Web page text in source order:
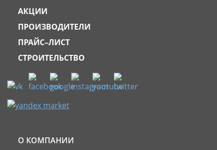
АКЦИИ
ПРОИЗВОДИТЕЛИ
ПРАЙС–ЛИСТ
СТРОИТЕЛЬСТВО
О КОМПАНИИ